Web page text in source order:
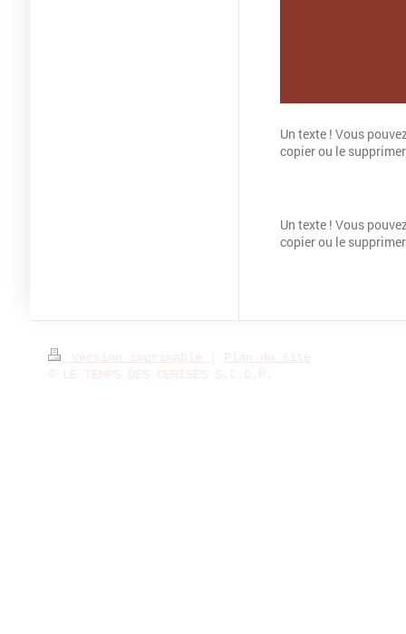
Un texte ! Vous
copier ou le
Un texte ! Vous
copier ou le
Version imprimable
Plan du site
© LE TEMPS DES CERISES S.C.O.P.